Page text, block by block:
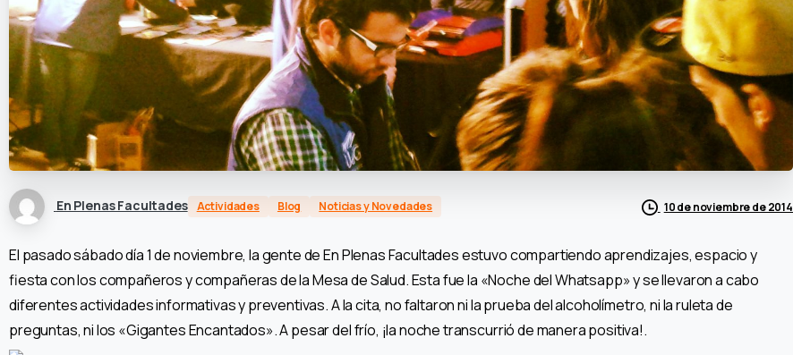
En Plenas Facultades Actividades Blog Noticias y Novedades 10 de noviembre de 2014
El pasado sábado día 1 de noviembre, la gente de En Plenas Facultades estuvo compartiendo aprendizajes, espacio y
fiesta con los compañeros y compañeras de la Mesa de Salud. Esta fue la «Noche del Whatsapp» y se llevaron a cabo
diferentes actividades informativas y preventivas. A la cita, no faltaron ni la prueba del alcoholímetro, ni la ruleta de
preguntas, ni los «Gigantes Encantados». A pesar del frío, ¡la noche transcurrió de manera positiva!.